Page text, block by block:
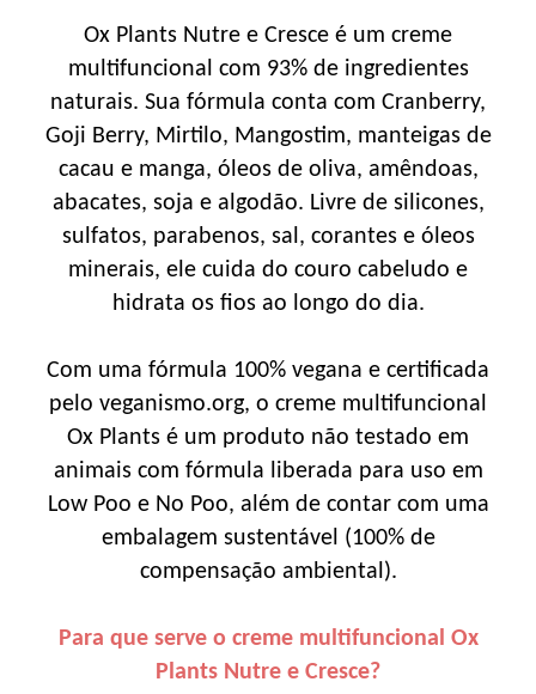
Ox Plants Nutre e Cresce é um creme
multifuncional com 93% de ingredientes
naturais. Sua fórmula conta com Cranberry,
Goji Berry, Mirtilo, Mangostim, manteigas de
cacau e manga, óleos de oliva, amêndoas,
abacates, soja e algodão. Livre de silicones,
sulfatos, parabenos, sal, corantes e óleos
minerais, ele cuida do couro cabeludo e
hidrata os fios ao longo do dia.
Com uma fórmula 100% vegana e certificada
pelo veganismo.org, o creme multifuncional
Ox Plants é um produto não testado em
animais com fórmula liberada para uso em
Low Poo e No Poo, além de contar com uma
embalagem sustentável (100% de
compensação ambiental).
Para que serve o creme multifuncional Ox
Plants Nutre e Cresce?